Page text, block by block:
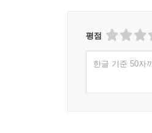
평점
한글 기준 50자